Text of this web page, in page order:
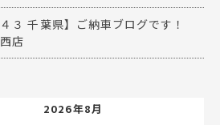
４３ 千葉県】ご納車ブログです！
店
2026年8月